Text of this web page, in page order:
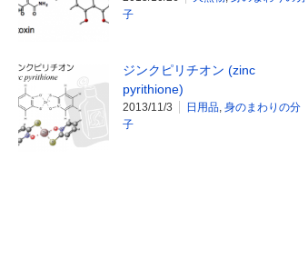
子
ジンクピリチオン (zinc
pyrithione)
2013/11/3 日用品 身のまわりの分
子